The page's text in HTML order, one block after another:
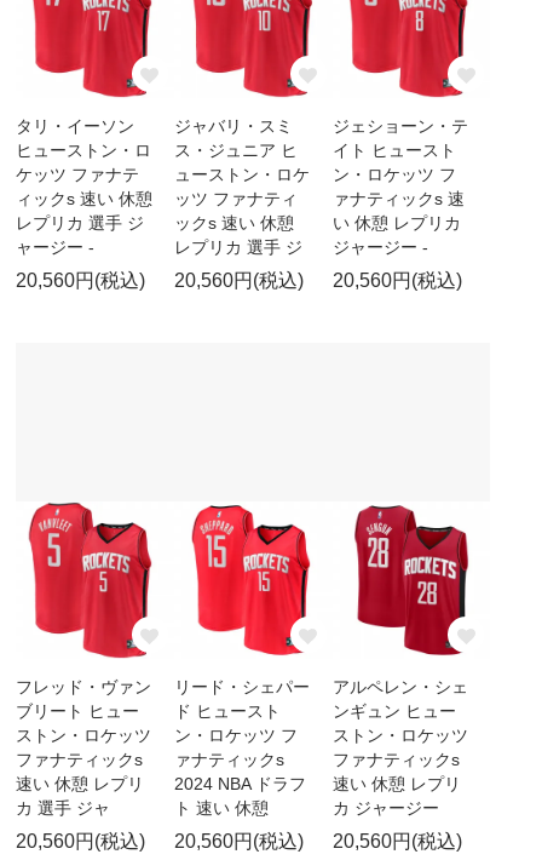
タリ・イーソン
ヒューストン・ロ
ケッツ ファナテ
ィックs 速い 休憩
レプリカ 選手 ジ
ャージー -
20,560円(税込)
ジャバリ・スミ
ス・ジュニア ヒ
ューストン・ロケ
ッツ ファナティ
ックs 速い 休憩
レプリカ 選手 ジ
20,560円(税込)
ジェショーン・テ
イト ヒュースト
ン・ロケッツ フ
ァナティックs 速
い 休憩 レプリカ
ジャージー -
20,560円(税込)
フレッド・ヴァン
ブリート ヒュー
ストン・ロケッツ
ファナティックs
速い 休憩 レプリ
カ 選手 ジャ
20,560円(税込)
リード・シェパー
ド ヒュースト
ン・ロケッツ フ
ァナティックs
2024 NBA ドラフ
ト 速い 休憩
20,560円(税込)
アルペレン・シェ
ンギュン ヒュー
ストン・ロケッツ
ファナティックs
速い 休憩 レプリ
カ ジャージー
20,560円(税込)